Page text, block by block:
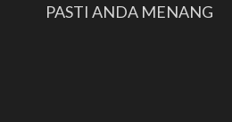
PASTI ANDA MENANG